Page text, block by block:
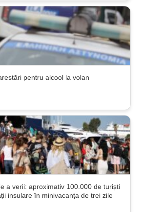
pentru alcool la volan
a verii: aproximativ 100.000 de turiști
insulare în minivacanța de trei zile